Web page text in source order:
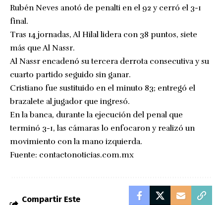
Rubén Neves anotó de penalti en el 92 y cerró el 3-1
final.
Tras 14 jornadas, Al Hilal lidera con 38 puntos, siete
más que Al Nassr.
Al Nassr encadenó su tercera derrota consecutiva y su
cuarto partido seguido sin ganar.
Cristiano fue sustituido en el minuto 83; entregó el
brazalete al jugador que ingresó.
En la banca, durante la ejecución del penal que
terminó 3-1, las cámaras lo enfocaron y realizó un
movimiento con la mano izquierda.
Fuente: contactonoticias.com.mx
Compartir Este